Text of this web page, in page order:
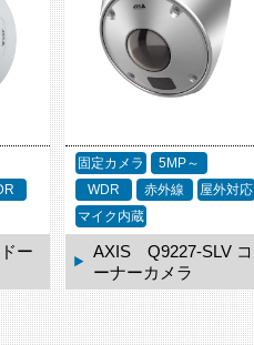
ー
固定カメラ
5MP～
WDR
赤外線
屋外対応
マイク内蔵
AXIS Q9227-SLV コ
ーナーカメラ